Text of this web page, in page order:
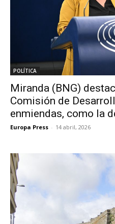
POLÍTICA
Miranda (BNG)
Comisión de
enmiendas, como la
Europa Press - 14 abril, 2026